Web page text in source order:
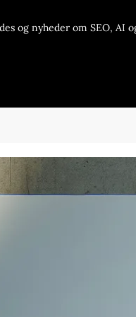
og nyheder om SEO, AI